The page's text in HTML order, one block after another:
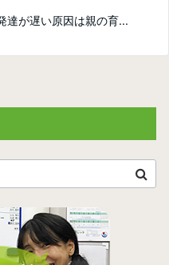
達が遅い原因は親の育...